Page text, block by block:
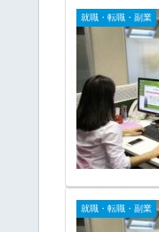
就職・転職・副業
就職・転職・副業